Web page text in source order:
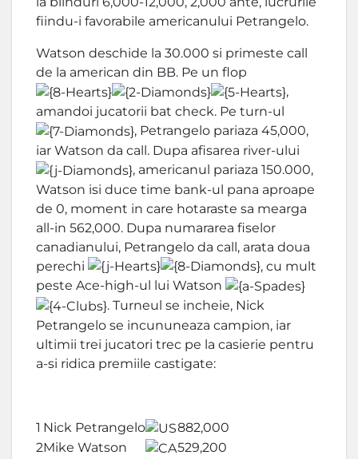
fiindu-i favorabile americanului Petrangelo.
Watson deschide la 30.000 si primeste call
de la american din BB. Pe un flop
,
amandoi jucatorii bat check. Pe turn-ul
, Petrangelo pariaza 45,000,
iar Watson da call. Dupa afisarea river-ului
, americanul pariaza 150.000,
Watson isi duce time bank-ul pana aproape
de 0, moment in care hotaraste sa mearga
all-in 562,000. Dupa numararea fiselor
canadianului, Petrangelo da call, arata doua
perechi
, cu mult
peste Ace-high-ul lui Watson
. Turneul se incheie, Nick
Petrangelo se incununeaza campion, iar
ultimii trei jucatori trec pe la casierie pentru
a-si ridica premiile castigate:
1 Nick Petrangelo
882,000
2Mike Watson
529,200